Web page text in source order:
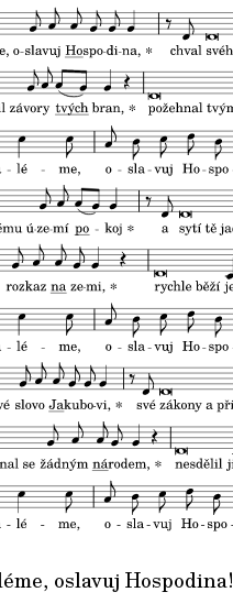
oslavuj Hospodina!